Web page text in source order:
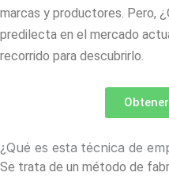
marcas y productores. Pero,
predilecta en el mercado
recorrido para descubrirlo.
¿Qué es esta técnica de
Se trata de un método de